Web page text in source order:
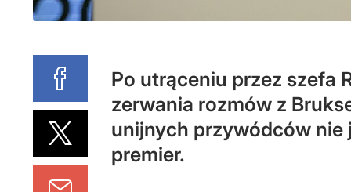
Po utrąceniu przez szefa
zerwania rozmów z
unijnych przywódców nie
premier.